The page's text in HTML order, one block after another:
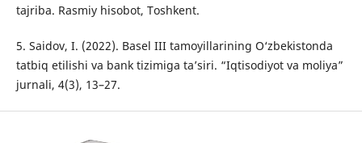
tajriba. Rasmiy hisobot, Toshkent.
5. Saidov, I. (2022). Basel III tamoyillarining O‘zbekistonda
tatbiq etilishi va bank tizimiga ta’siri. “Iqtisodiyot va moliya”
jurnali, 4(3), 13–27.